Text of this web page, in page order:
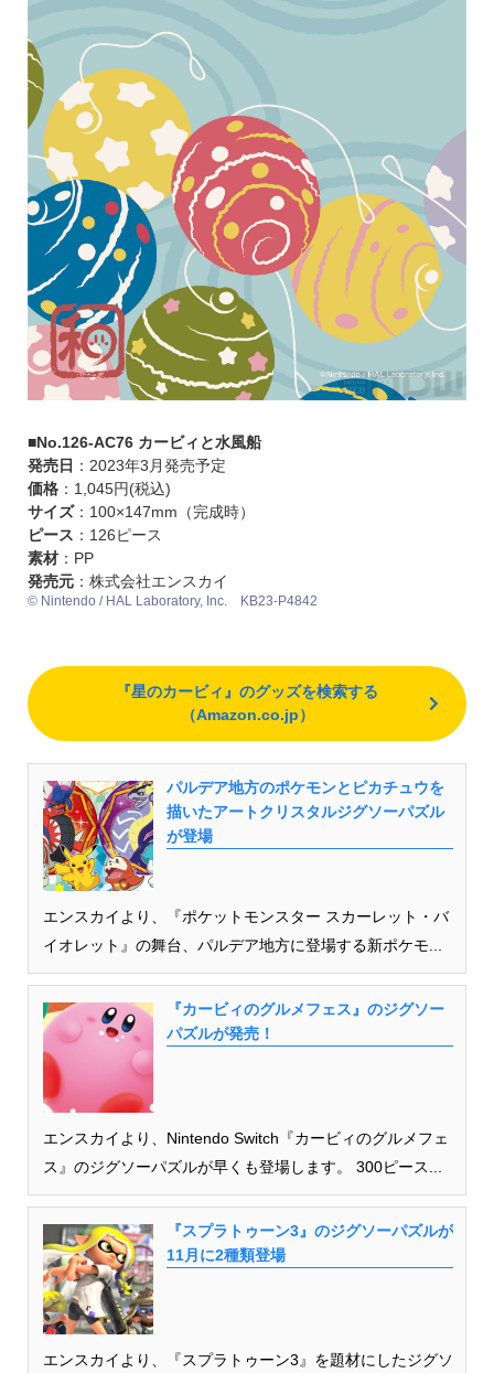
■No.126-AC76 カービィと水風船
発売日 ：2023年3月発売予定
価格：1,045円(税込)
サイズ：100×147mm（完成時）
ピース ：126ピース
素材：PP
発売元：株式会社エンスカイ
© Nintendo / HAL Laboratory, Inc. KB23-P4842
『星のカービィ』のグッズを検索する
（Amazon.co.jp）
パルデア地方のポケモンとピカチュウを
描いたアートクリスタルジグソーパズル
が登場
エンスカイより、『ポケットモンスター スカーレット・バ
イオレット』の舞台、パルデア地方に登場する新ポケモ...
『カービィのグルメフェス』のジグソー
パズルが発売！
エンスカイより、Nintendo Switch『カービィのグルメフェ
ス』のジグソーパズルが早くも登場します。 300ピース...
『スプラトゥーン3』のジグソーパズルが
11月に2種類登場
エンスカイより、『スプラトゥーン3』を題材にしたジグソ